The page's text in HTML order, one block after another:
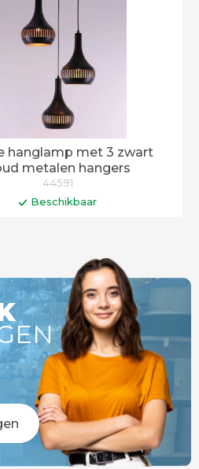
hanglamp met 3 zwart
metalen hangers
44591
Beschikbaar